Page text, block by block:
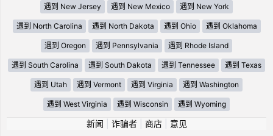
遇到 New Jersey 遇到 New Mexico 遇到 New York
遇到 North Carolina 遇到 North Dakota 遇到 Ohio 遇到 Oklahoma
遇到 Oregon 遇到 Pennsylvania 遇到 Rhode Island
遇到 South Carolina 遇到 South Dakota 遇到 Tennessee 遇到 Texas
遇到 Utah 遇到 Vermont 遇到 Virginia 遇到 Washington
遇到 West Virginia 遇到 Wisconsin 遇到 Wyoming
新闻 诈骗者| 商店| 意见